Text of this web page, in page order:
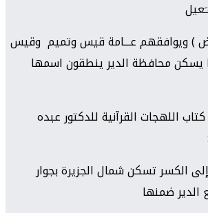
) ويوافقهم عـــامة قيس وتميم وقيس
يسكن محافظة الدير ينطقون اسمها
اللهجات القرآنية للدكتور عبده
الكسر تسكن شمال الجزيرة بجوار
الدير ضمنها